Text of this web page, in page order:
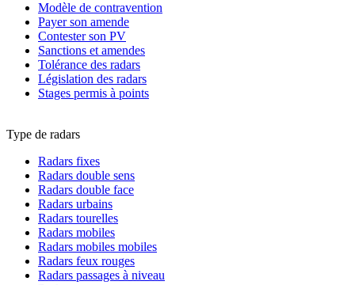
Modèle de contravention
Payer son amende
Contester son PV
Sanctions et amendes
Tolérance des radars
Législation des radars
Stages permis à points
Type de radars
Radars fixes
Radars double sens
Radars double face
Radars urbains
Radars tourelles
Radars mobiles
Radars mobiles mobiles
Radars feux rouges
Radars passages à niveau